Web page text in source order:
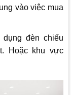
vào việc mua
đèn chiếu
Hoặc khu vực